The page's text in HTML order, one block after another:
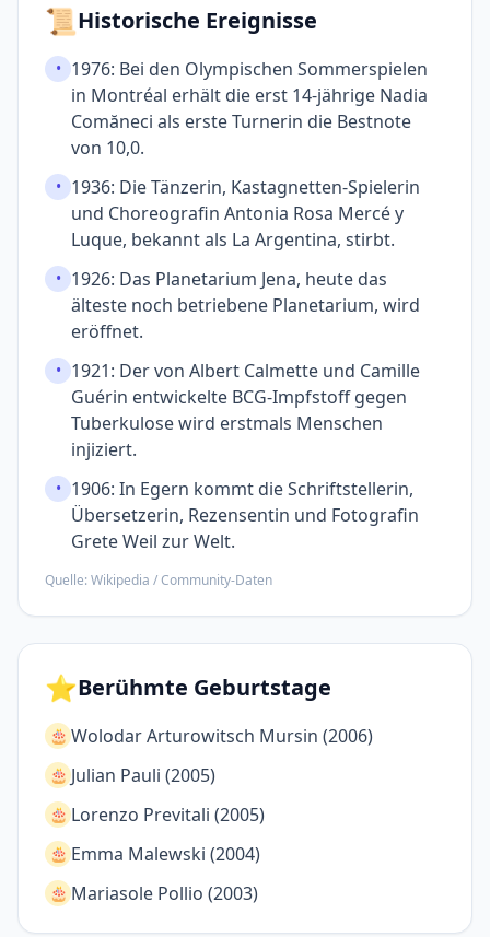
📜Historische Ereignisse
• 1976: Bei den Olympischen Sommerspielen
in Montréal erhält die erst 14-jährige Nadia
Comăneci als erste Turnerin die Best­note
von 10,0.
• 1936: Die Tänzerin, Kastagnetten-Spielerin
und Choreografin Antonia Rosa Mercé y
Luque, bekannt als La Argentina, stirbt.
• 1926: Das Planetarium Jena, heute das
älteste noch betriebene Planetarium, wird
eröffnet.
• 1921: Der von Albert Calmette und Camille
Guérin entwickelte BCG-Impfstoff gegen
Tuberkulose wird erst­mals Menschen
injiziert.
• 1906: In Egern kommt die Schriftstellerin,
Über­setzerin, Rezen­sentin und Foto­grafin
Grete Weil zur Welt.
Quelle: Wikipedia / Community-Daten
⭐Berühmte Geburtstage
🎂 Wolodar Arturowitsch Mursin (2006)
🎂 Julian Pauli (2005)
🎂 Lorenzo Previtali (2005)
🎂 Emma Malewski (2004)
🎂 Mariasole Pollio (2003)